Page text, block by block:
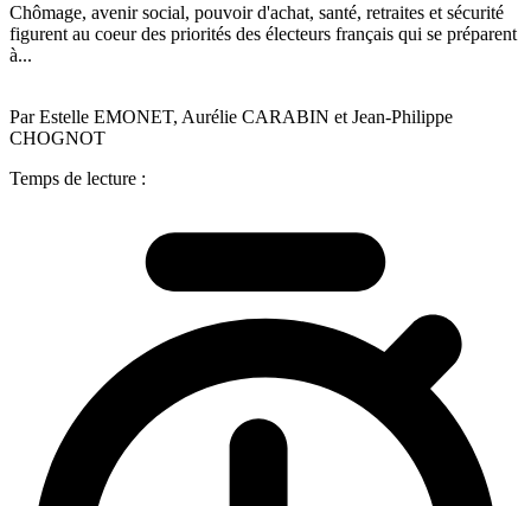
Chômage, avenir social, pouvoir d'achat, santé, retraites et sécurité
figurent au coeur des priorités des électeurs français qui se préparent
à...
Par Estelle EMONET, Aurélie CARABIN et Jean-Philippe
CHOGNOT
Temps de lecture :